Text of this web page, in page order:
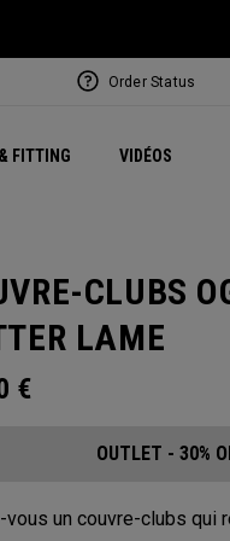
FITTING VIDÉOS
Juillet NEW
Order Status
CLUBS
LAME
€
OUTLET - 30%
un couvre-clubs qui